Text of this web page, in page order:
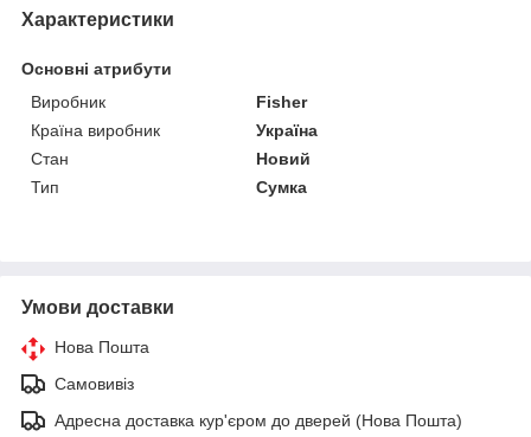
Характеристики
Основні атрибути
Виробник
Fisher
Країна виробник
Україна
Стан
Новий
Тип
Сумка
Умови доставки
Нова Пошта
Самовивіз
Адресна доставка кур'єром до дверей (Нова Пошта)